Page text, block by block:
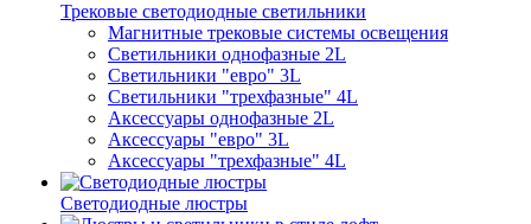
Трековые светодиодные светильники
Магнитные трековые системы освещения
Светильники однофазные 2L
Светильники "евро" 3L
Светильники "трехфазные" 4L
Аксессуары однофазные 2L
Аксессуары "евро" 3L
Аксессуары "трехфазные" 4L
Светодиодные люстры